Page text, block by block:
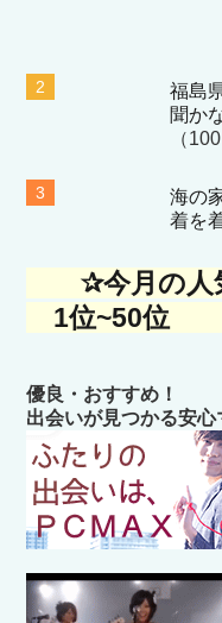
福島
聞か
（100
海の
着を
✰今月の
1位~50位
優良・おすすめ！
出会いが見つかる安心